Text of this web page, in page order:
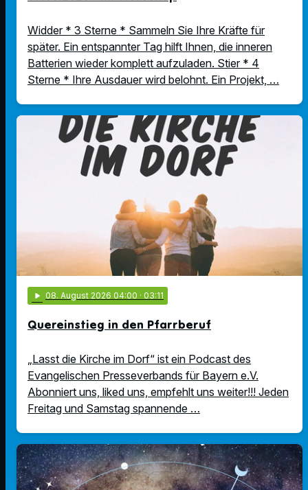
Widder * 3 Sterne * Sammeln Sie Ihre Kräfte für
später. Ein entspannter Tag hilft Ihnen, die inneren
Batterien wieder komplett aufzuladen. Stier * 4
Sterne * Ihre Ausdauer wird belohnt. Ein Projekt, …
play_arrow 08. August 2026 04:00 · 03:11
Quereinstieg in den Pfarrberuf
„Lasst die Kirche im Dorf“ ist ein Podcast des
Evangelischen Presseverbands für Bayern e.V.
Abonniert uns, liked uns, empfehlt uns weiter!!! Jeden
Freitag und Samstag spannende …